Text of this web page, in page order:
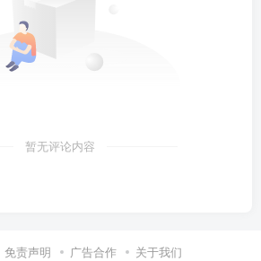
暂无评论内容
免责声明 广告合作 关于我们